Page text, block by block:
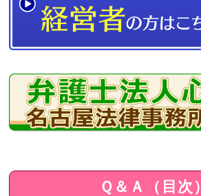
Ｑ＆Ａ（目次）